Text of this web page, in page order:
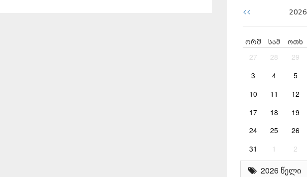
<< 2026
ორშ სამ ოთხ
27 28 29
3
4 5
10
11 12
17
18 19
24
25 26
31
1 2
2026 წელი